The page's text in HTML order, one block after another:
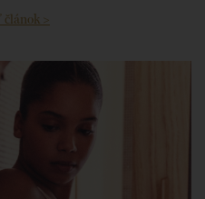
spodnej bielizne. Pre lepšiu
>